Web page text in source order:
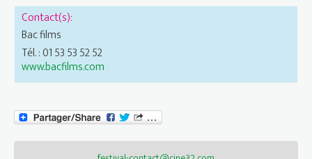
Contact(s):
Bac films
Tél. : 01 53 53 52 52
www.bacfilms.com